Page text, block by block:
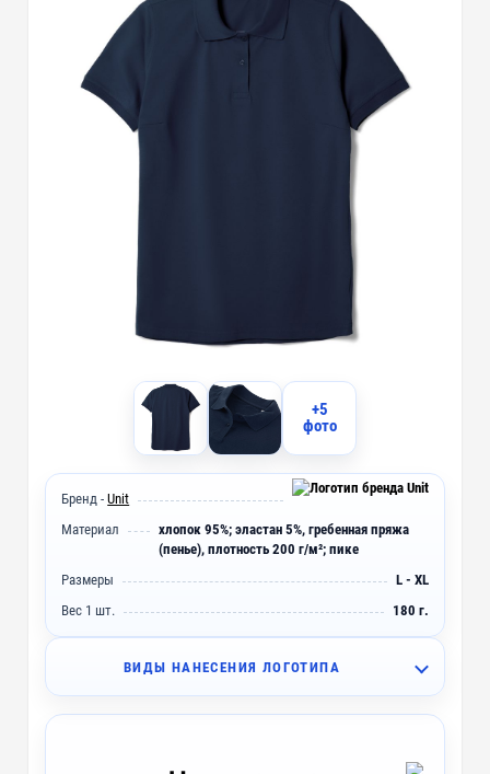
+5
фото
Бренд -Unit
Материал
хлопок 95%; эластан 5%, гребенная пряжа
(пенье), плотность 200 г/м²; пике
Размеры
L - XL
Вес 1 шт.
180 г.
ВИДЫ НАНЕСЕНИЯ ЛОГОТИПА
I2 - Вышивка (10 цветов) ~ 4 дня